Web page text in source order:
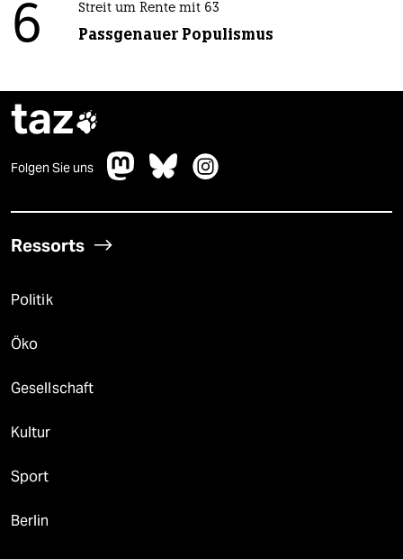
6 Streit um Rente mit 63
Passgenauer Populismus
taz
Folgen Sie uns
Ressorts
Politik
Öko
Gesellschaft
Kultur
Sport
Berlin